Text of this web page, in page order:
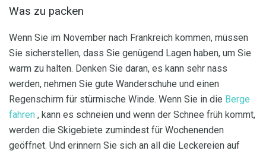
Was zu packen
Wenn Sie im November nach Frankreich kommen, müssen
Sie sicherstellen, dass Sie genügend Lagen haben, um Sie
warm zu halten. Denken Sie daran, es kann sehr nass
werden, nehmen Sie gute Wanderschuhe und einen
Regenschirm für stürmische Winde. Wenn Sie in die Berge
fahren , kann es schneien und wenn der Schnee früh kommt,
werden die Skigebiete zumindest für Wochenenden
geöffnet. Und erinnern Sie sich an all die Leckereien auf